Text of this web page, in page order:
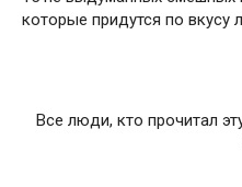
которые придутся по вкусу
Все люди, кто прочитал